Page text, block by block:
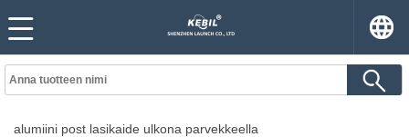
alumiini post lasikaide ulkona parvekkeella